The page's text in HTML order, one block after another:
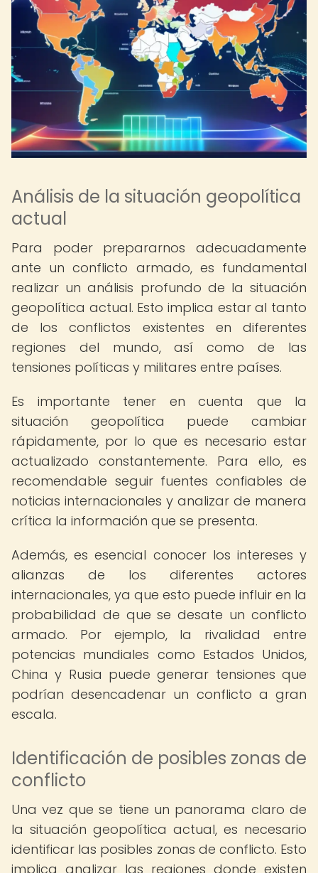
Análisis de la situación geopolítica
actual
Para poder prepararnos adecuadamente
ante un conflicto armado, es fundamental
realizar un análisis profundo de la situación
geopolítica actual. Esto implica estar al tanto
de los conflictos existentes en diferentes
regiones del mundo, así como de las
tensiones políticas y militares entre países.
Es importante tener en cuenta que la
situación geopolítica puede cambiar
rápidamente, por lo que es necesario estar
actualizado constantemente. Para ello, es
recomendable seguir fuentes confiables de
noticias internacionales y analizar de manera
crítica la información que se presenta.
Además, es esencial conocer los intereses y
alianzas de los diferentes actores
internacionales, ya que esto puede influir en la
probabilidad de que se desate un conflicto
armado. Por ejemplo, la rivalidad entre
potencias mundiales como Estados Unidos,
China y Rusia puede generar tensiones que
podrían desencadenar un conflicto a gran
escala.
Identificación de posibles zonas de
conflicto
Una vez que se tiene un panorama claro de
la situación geopolítica actual, es necesario
identificar las posibles zonas de conflicto. Esto
implica analizar las regiones donde existen